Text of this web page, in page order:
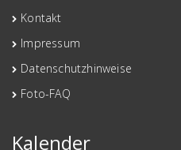
Kontakt
Impressum
Datenschutzhinweise
Foto-FAQ
Kalender